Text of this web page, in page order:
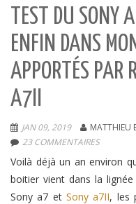
TEST DU SONY
ENFIN DANS
APPORTÉS PAR
A7II
JAN 09, 2019 MATTHIEU
23 COMMENTAIRES
Voilà déjà un an environ
boitier vient dans la
Sony a7 et Sony a7II, les